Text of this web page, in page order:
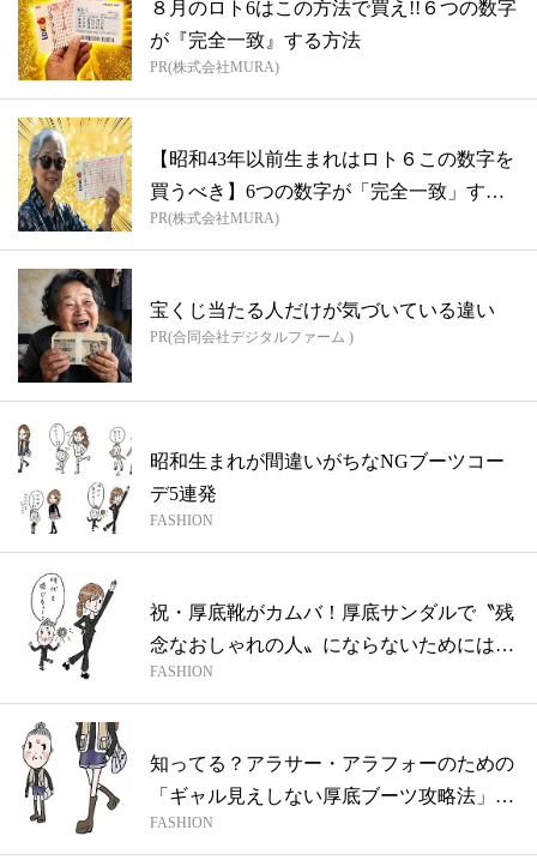
８月のロト6はこの方法で買え!!６つの数字
が『完全一致』する方法
PR(株式会社MURA)
【昭和43年以前生まれはロト６この数字を
買うべき】6つの数字が「完全一致」する
方...
PR(株式会社MURA)
宝くじ当たる人だけが気づいている違い
PR(合同会社デジタルファーム )
昭和生まれが間違いがちなNGブーツコー
デ5連発
FASHION
祝・厚底靴がカムバ！厚底サンダルで〝残
念なおしゃれの人〟にならないためには？
【コ...
FASHION
知ってる？アラサー・アラフォーのための
「ギャル見えしない厚底ブーツ攻略法」
【コン...
FASHION